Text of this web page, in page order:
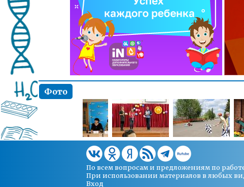
Фото
По всем вопросам и предложениям по
При использовании материалов в любых
Вход